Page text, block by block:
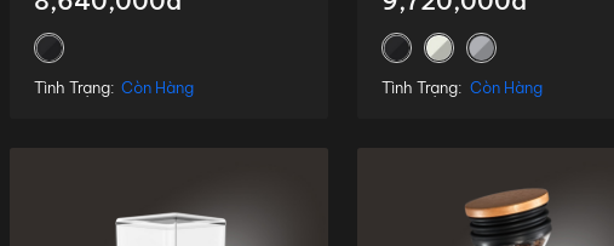
Tình Trạng: Còn Hàng Tình Trạng: Còn Hàng